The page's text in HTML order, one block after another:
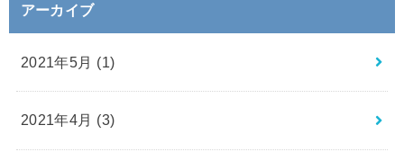
アーカイブ
2021年5月 (1)
2021年4月 (3)